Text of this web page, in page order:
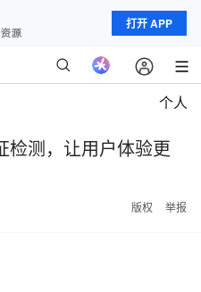
打开 APP
个人
检测，让用户体验更
版权 举报